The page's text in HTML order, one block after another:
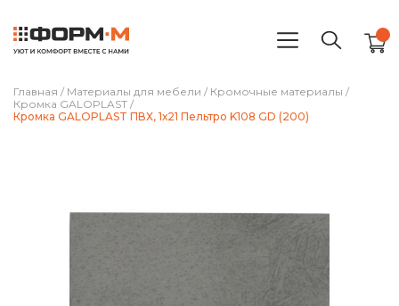
Главная / Материалы для мебели / Кромочные материалы /
Кромка GALOPLAST /
Кромка GALOPLAST ПВХ, 1х21 Пельтро K108 GD (200)